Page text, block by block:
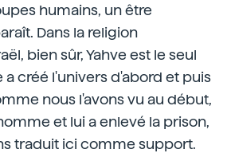
humains, un être
Dans la religion
bien sûr, Yahve est le seul
créé l'univers d'abord et puis
nous l'avons vu au début,
et lui a enlevé la prison,
traduit ici comme support.